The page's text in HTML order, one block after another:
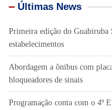
Últimas News
Primeira edição do Guabiruba
estabelecimentos
Abordagem a ônibus com
bloqueadores de sinais
Programação conta com o 4º